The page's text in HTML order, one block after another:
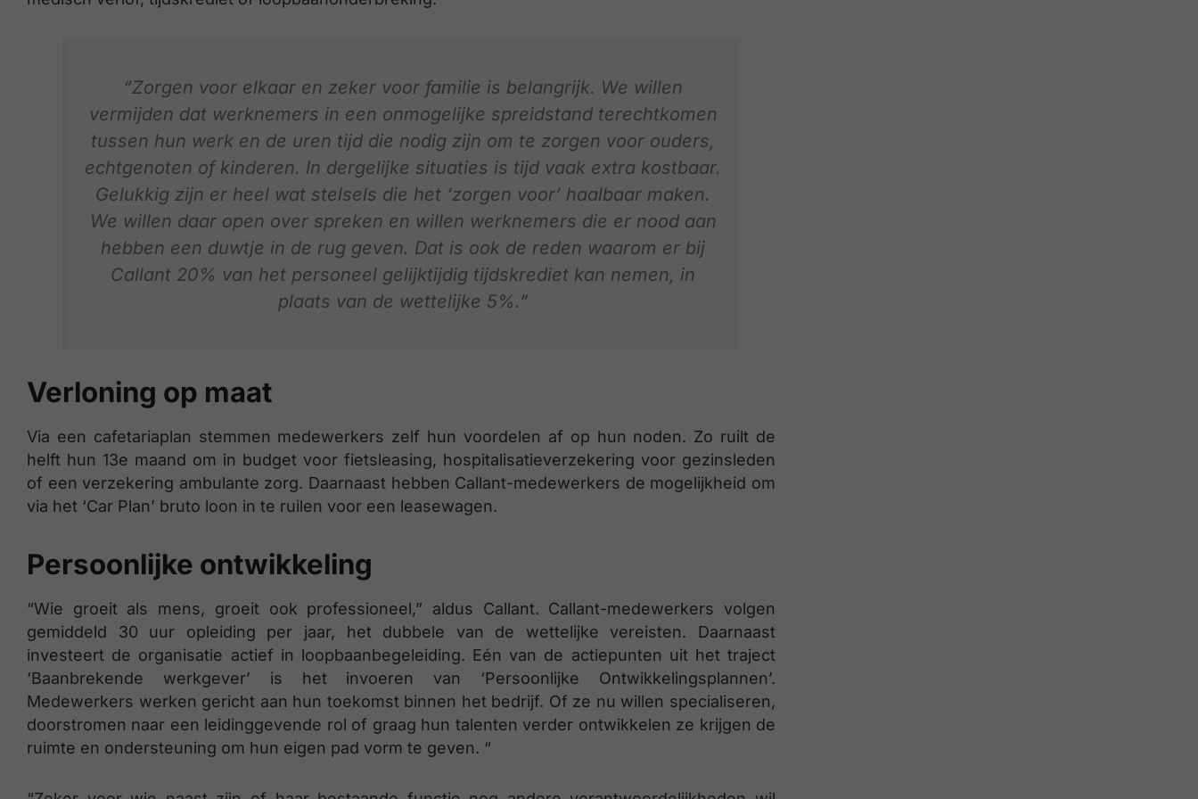
“Zorgen voor elkaar en zeker voor familie is belangrijk. We willen
vermijden dat werknemers in een onmogelijke spreidstand terechtkomen
tussen hun werk en de uren tijd die nodig zijn om te zorgen voor ouders,
echtgenoten of kinderen. In dergelijke situaties is tijd vaak extra kostbaar.
Gelukkig zijn er heel wat stelsels die het ‘zorgen voor’ haalbaar maken.
We willen daar open over spreken en willen werknemers die er nood aan
hebben een duwtje in de rug geven. Dat is ook de reden waarom er bij
Callant 20% van het personeel gelijktijdig tijdskrediet kan nemen, in
plaats van de wettelijke 5%.”
Verloning op maat
Via een cafetariaplan stemmen medewerkers zelf hun voordelen af op hun noden. Zo ruilt de
helft hun 13e maand om in budget voor fietsleasing, hospitalisatieverzekering voor gezinsleden
of een verzekering ambulante zorg. Daarnaast hebben Callant-medewerkers de mogelijkheid om
via het ‘Car Plan’ bruto loon in te ruilen voor een leasewagen.
Persoonlijke ontwikkeling
“Wie groeit als mens, groeit ook professioneel,” aldus Callant. Callant-medewerkers volgen
gemiddeld 30 uur opleiding per jaar, het dubbele van de wettelijke vereisten. Daarnaast
investeert de organisatie actief in loopbaanbegeleiding. Eén van de actiepunten uit het traject
‘Baanbrekende werkgever’ is het invoeren van ‘Persoonlijke Ontwikkelingsplannen’.
Medewerkers werken gericht aan hun toekomst binnen het bedrijf. Of ze nu willen specialiseren,
doorstromen naar een leidinggevende rol of graag hun talenten verder ontwikkelen ze krijgen de
ruimte en ondersteuning om hun eigen pad vorm te geven. “